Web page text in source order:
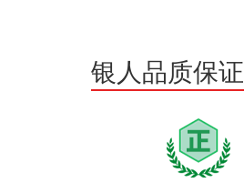
银人品质保证